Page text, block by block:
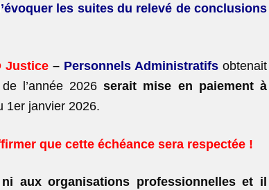
les suites du relevé de conclusions
Justice – Personnels Administratifs obtenait
l’année 2026serait mise en paiement à
1er janvier 2026.
que cette échéance sera respectée !
aux organisations professionnelles et il